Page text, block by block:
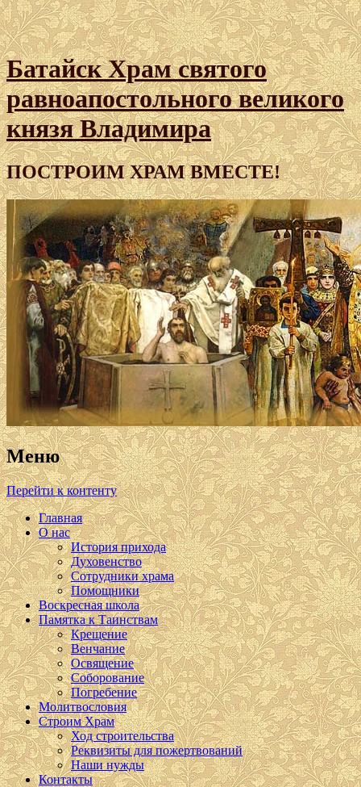
Батайск Храм святого
равноапостольного великого
князя Владимира
ПОСТРОИМ ХРАМ ВМЕСТЕ!
Меню
Перейти к контенту
Главная
О нас
История прихода
Духовенство
Сотрудники храма
Помощники
Воскресная школа
Памятка к Таинствам
Крещение
Венчание
Освящение
Соборование
Погребение
Молитвословия
Строим Храм
Ход строительства
Реквизиты для пожертвований
Наши нужды
Контакты